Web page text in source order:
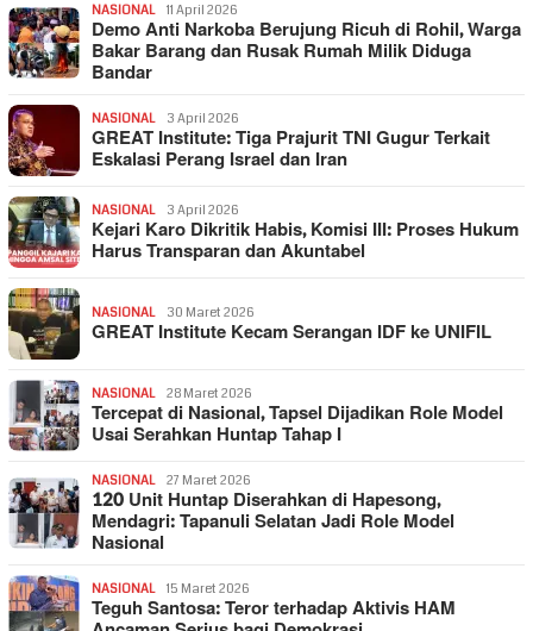
NASIONAL 11 April 2026
Demo Anti Narkoba Berujung Ricuh di Rohil, Warga
Bakar Barang dan Rusak Rumah Milik Diduga
Bandar
NASIONAL 3 April 2026
GREAT Institute: Tiga Prajurit TNI Gugur Terkait
Eskalasi Perang Israel dan Iran
NASIONAL 3 April 2026
Kejari Karo Dikritik Habis, Komisi III: Proses Hukum
Harus Transparan dan Akuntabel
NASIONAL 30 Maret 2026
GREAT Institute Kecam Serangan IDF ke UNIFIL
NASIONAL 28 Maret 2026
Tercepat di Nasional, Tapsel Dijadikan Role Model
Usai Serahkan Huntap Tahap I
NASIONAL 27 Maret 2026
120 Unit Huntap Diserahkan di Hapesong,
Mendagri: Tapanuli Selatan Jadi Role Model
Nasional
NASIONAL 15 Maret 2026
Teguh Santosa: Teror terhadap Aktivis HAM